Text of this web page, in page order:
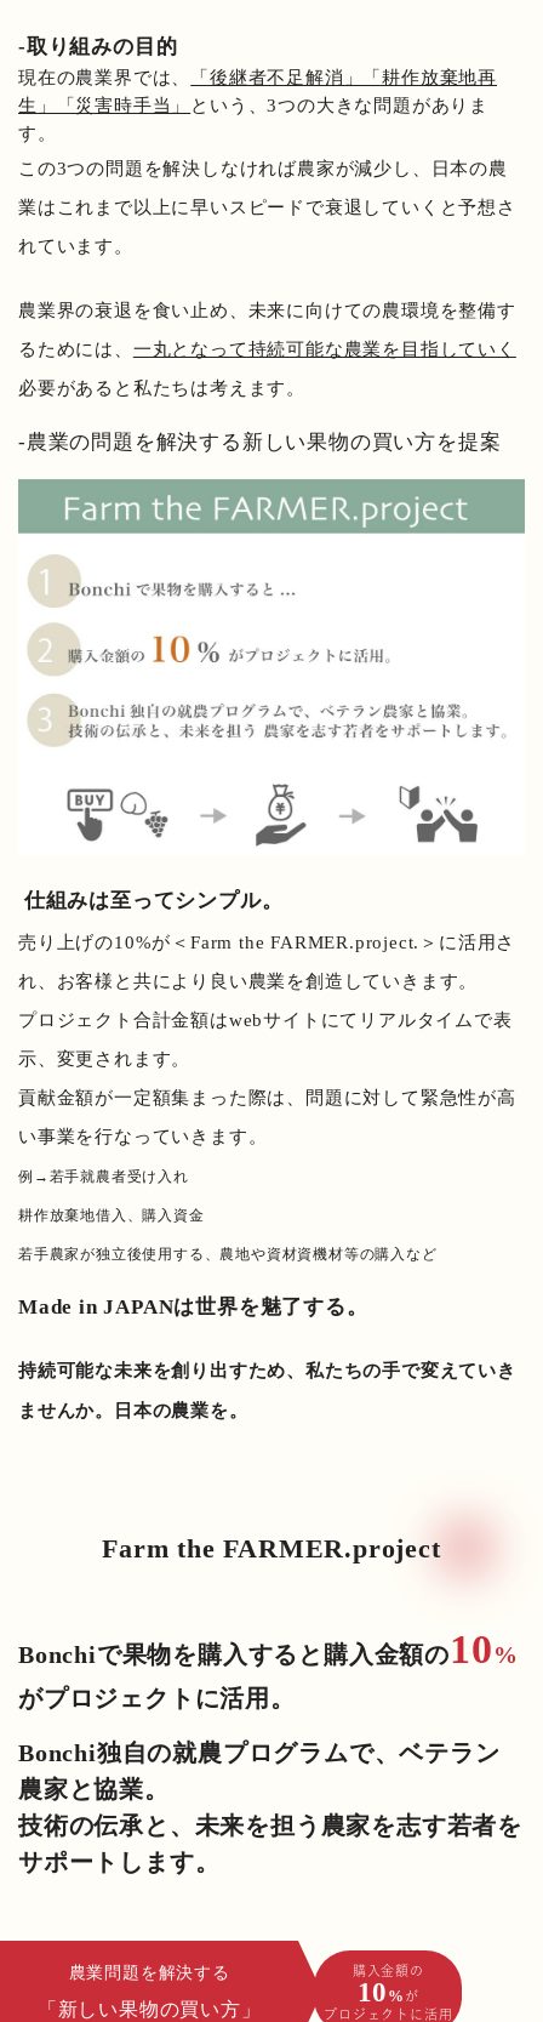
-取り組みの目的
現在の農業界では、
「後継者不足解消」「耕作放棄地再
生」「災害時手当」
という、3つの大きな問題がありま
す。
この3つの問題を解決しなければ農家が減少し、日本の農
業はこれまで以上に早いスピードで衰退していくと予想さ
れています。
農業界の衰退を食い止め、未来に向けての農環境を整備す
るためには、 一丸となって持続可能な農業を目指していく
必要があると私たちは考えます。
-農業の問題を解決する新しい果物の買い方を提案
仕組みは至ってシンプル。
売り上げの10%が＜Farm the FARMER.project.＞に活用さ
れ、お客様と共により良い農業を創造していきます。
プロジェクト合計金額はwebサイトにてリアルタイムで表
示、変更されます。
貢献金額が一定額集まった際は、問題に対して緊急性が高
い事業を行なっていきます。
例→若手就農者受け入れ
耕作放棄地借入、購入資金
若手農家が独立後使用する、農地や資材資機材等の購入など
Made in JAPANは世界を魅了する。
持続可能な未来を創り出すため、私たちの手で変えていき
ませんか。日本の農業を。
Farm the FARMER.project
Bonchiで果物を購入すると購入金額の10%
がプロジェクトに活用。
Bonchi独自の就農プログラムで、ベテラン
農家と協業。
技術の伝承と、未来を担う農家を志す若者を
サポートします。
農業問題を解決する
「新しい果物の買い方」
購入金額の
10 % が
プロジェクトに活用